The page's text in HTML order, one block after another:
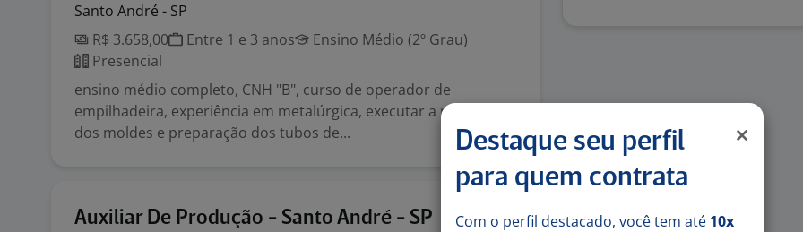
Santo André - SP
R$ 3.658,00
Entre 1 e 3 anos
Ensino Médio (2º Grau)
Presencial
ensino médio completo, CNH "B", curso de operador de
empilhadeira, experiência em metalúrgica, executar a pintura
dos moldes e preparação dos tubos de...
Auxiliar De Produção - Santo André - SP
Destaque seu perfil
para quem contrata
Com o perfil destacado, você tem até 10x